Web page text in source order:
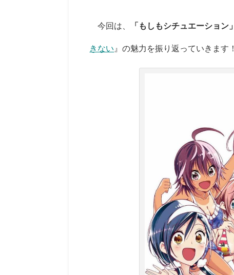
今回は、 「もしもシチュエーション」
きない 』の魅力を振り返っていきます！